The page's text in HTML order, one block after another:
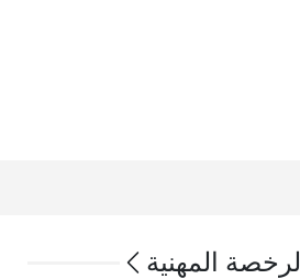
الرخصة المهنية